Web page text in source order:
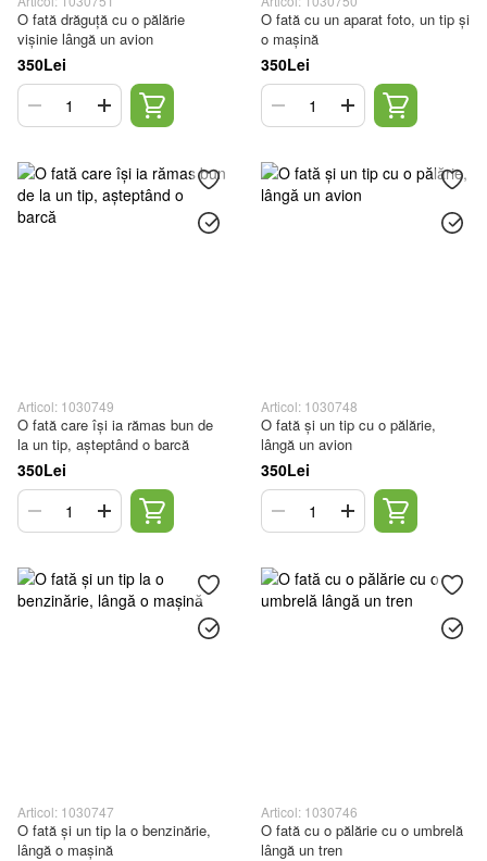
O fată drăguță cu o pălărie
vișinie lângă un avion
350Lei
O fată cu un aparat foto, un tip și
o mașină
350Lei
Articol: 1030749
O fată care își ia rămas bun de
la un tip, așteptând o barcă
350Lei
Articol: 1030748
O fată și un tip cu o pălărie,
lângă un avion
350Lei
Articol: 1030747
O fată și un tip la o benzinărie,
lângă o mașină
Articol: 1030746
O fată cu o pălărie cu o umbrelă
lângă un tren